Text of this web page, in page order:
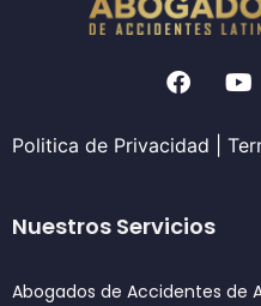
Politica de Privacidad
Nuestros Servicios
Abogados de Accidentes de